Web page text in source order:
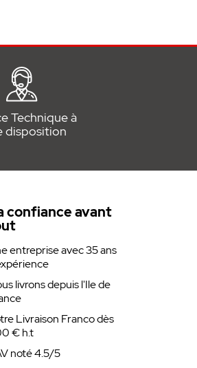
Technique à
disposition
confiance avant
entreprise avec 35 ans
livrons depuis l'Ile de
Livraison Franco dès
€ h.t
noté 4.5/5